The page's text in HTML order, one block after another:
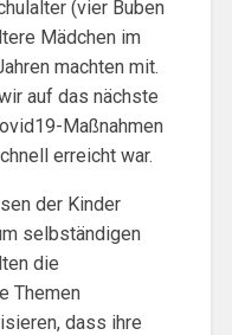
(vier Buben
Mädchen im
machten mit.
auf das nächste
Maßnahmen
erreicht war.
der Kinder
selbständigen
die
Themen
dass ihre